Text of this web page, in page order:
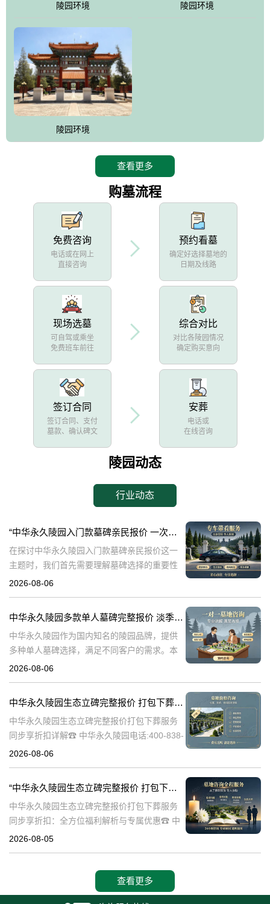
陵园环境 陵园环境
陵园环境
查看更多
购墓流程
免费咨询
电话或在网上
直接咨询
预约看墓
确定好选择墓地的
日期及线路
现场选墓
可自驾或乘坐
免费班车前往
综合对比
对比各陵园情况
确定购买意向
签订合同
签订合同、支付
墓款、确认碑文
安葬
电话或
在线咨询
陵园动态
行业动态
“中华永久陵园入门款墓碑亲民报价 一次性付清享折上折：超值优惠与便捷选择的完美结合”
在探讨中华永久陵园入门款墓碑亲民报价这一
主题时，我们首先需要理解墓碑选择的重要性
及其对逝者与生者的影响。墓碑不仅是对逝者
2026-08-06
中华永久陵园多款单人墓碑完整报价 淡季下单直降数千元详解
中华永久陵园作为国内知名的陵园品牌，提供
多种单人墓碑选择，满足不同客户的需求。本
文将详细介绍中华永久陵园多款单人墓碑的完
2026-08-06
中华永久陵园生态立碑完整报价 打包下葬服务同步享折扣详解
中华永久陵园生态立碑完整报价打包下葬服务
同步享折扣详解☎ 中华永久陵园电话:400-838-
5063在现代社会，人们对死亡和身后事的规划
2026-08-06
“中华永久陵园生态立碑完整报价 打包下葬服务同步享折扣：全方位福利解析与专属优惠”
中华永久陵园生态立碑完整报价打包下葬服务
同步享折扣：全方位福利解析与专属优惠☎ 中
华永久陵园电话:400-838-5063在现代社会，人
2026-08-05
查看更多